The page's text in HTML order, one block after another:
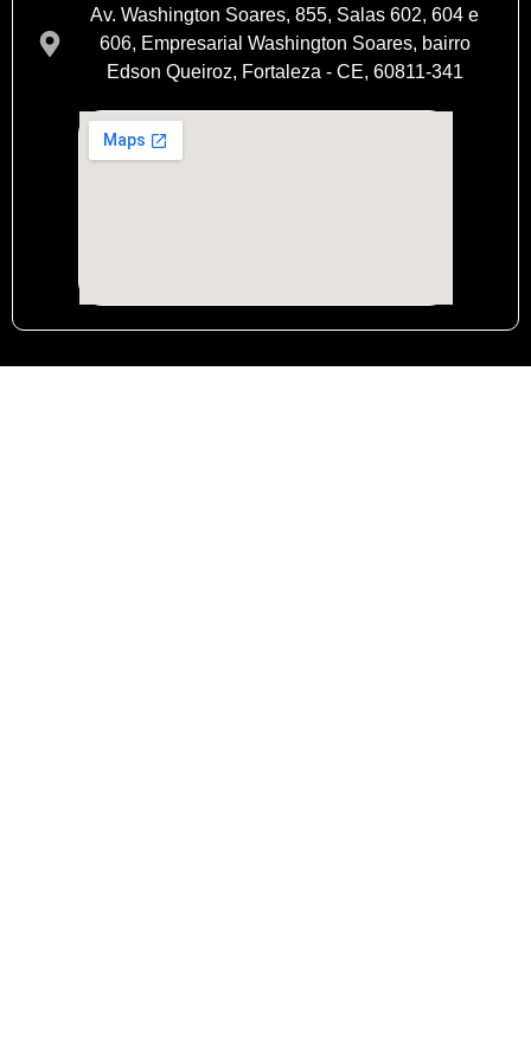
Av. Washington Soares, 855, Salas 602, 604 e
606, Empresarial Washington Soares, bairro
Edson Queiroz, Fortaleza - CE, 60811-341